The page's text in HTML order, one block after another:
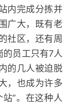
内完成分拣并
广大，既有老
社区，还有周
的员工只有7人
的几人被迫脱
，也成为许多
”。在这种人